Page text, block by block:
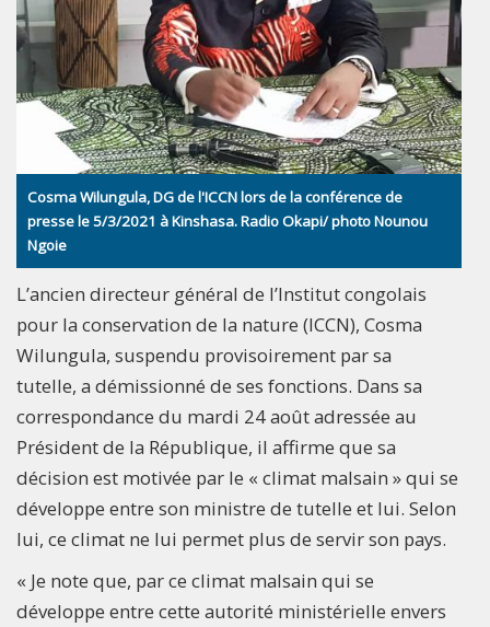
Cosma Wilungula, DG de l'ICCN lors de la conférence de
presse le 5/3/2021 à Kinshasa. Radio Okapi/ photo Nounou
Ngoie
L’ancien directeur général de l’Institut congolais
pour la conservation de la nature (ICCN), Cosma
Wilungula, suspendu provisoirement par sa
tutelle, a démissionné de ses fonctions. Dans sa
correspondance du mardi 24 août adressée au
Président de la République, il affirme que sa
décision est motivée par le « climat malsain » qui se
développe entre son ministre de tutelle et lui. Selon
lui, ce climat ne lui permet plus de servir son pays.
« Je note que, par ce climat malsain qui se
développe entre cette autorité ministérielle envers